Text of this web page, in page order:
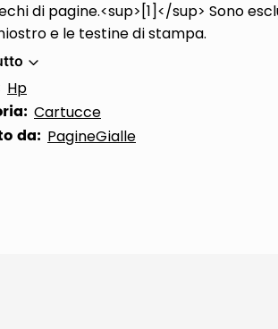
di pagine.<sup>[1]</sup> Sono
e le testine di stampa.
Hp
Cartucce
da: PagineGialle